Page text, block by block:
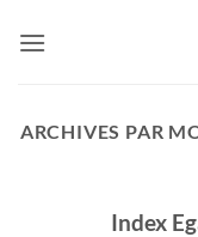
ARCHIVES PAR
Index